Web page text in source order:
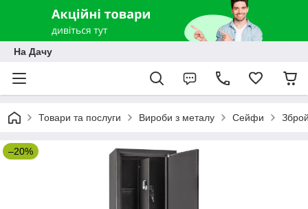
На Дачу
Товари та послуги Вироби з металу Сейфи
–20%